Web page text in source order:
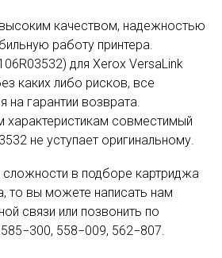
высоким качеством, надежностью
работу принтера.
для Xerox VersaLink
каких либо рисков, все
на гарантии возврата.
характеристикам совместимый
не уступает оригинальному.
сложности в подборе картриджа
то вы можете написать нам
связи или позвонить по
558−009, 562−807.